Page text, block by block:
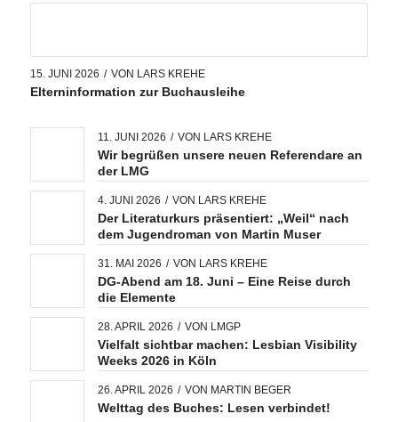
15. JUNI 2026 / VON LARS KREHE
Elterninformation zur Buchausleihe
11. JUNI 2026 / VON LARS KREHE
Wir begrüßen unsere neuen Referendare an
der LMG
4. JUNI 2026 / VON LARS KREHE
Der Literaturkurs präsentiert: „Weil“ nach
dem Jugendroman von Martin Muser
31. MAI 2026 / VON LARS KREHE
DG-Abend am 18. Juni – Eine Reise durch
die Elemente
28. APRIL 2026 / VON LMGP
Vielfalt sichtbar machen: Lesbian Visibility
Weeks 2026 in Köln
26. APRIL 2026 / VON MARTIN BEGER
Welttag des Buches: Lesen verbindet!